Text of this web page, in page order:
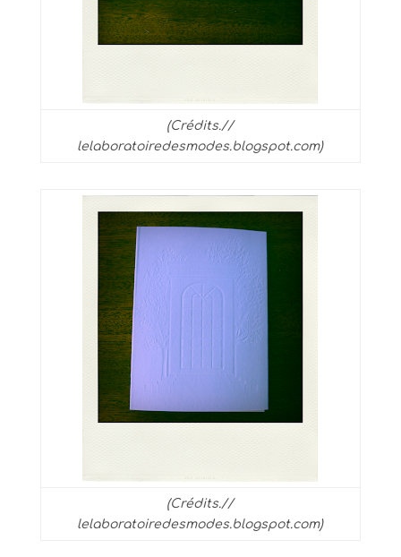
(Crédits.//
lelaboratoiredesmodes.blogspot.com)
(Crédits.//
lelaboratoiredesmodes.blogspot.com)